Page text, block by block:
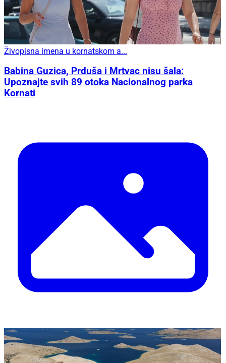
Živopisna imena u kornatskom a...
Babina Guzica, Prduša i Mrtvac nisu šala:
Upoznajte svih 89 otoka Nacionalnog parka
Kornati